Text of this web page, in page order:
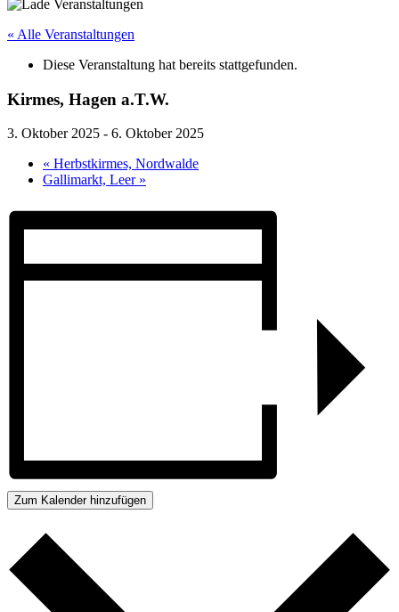
« Alle Veranstaltungen
Diese Veranstaltung hat bereits stattgefunden.
Kirmes, Hagen a.T.W.
3. Oktober 2025 - 6. Oktober 2025
« Herbstkirmes, Nordwalde
Gallimarkt, Leer »
Zum Kalender hinzufügen